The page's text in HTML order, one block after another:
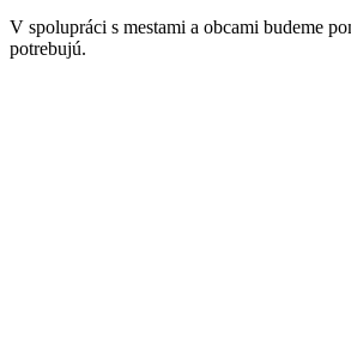
V spolupráci s mestami a obcami budeme
potrebujú.